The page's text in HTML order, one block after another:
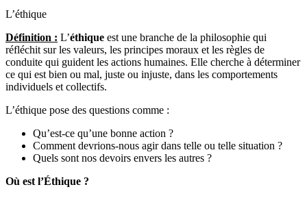
L’éthique
Définition : L’éthique est une branche de la philosophie qui
réfléchit sur les valeurs, les principes moraux et les règles de
conduite qui guident les actions humaines. Elle cherche à déterminer
ce qui est bien ou mal, juste ou injuste, dans les comportements
individuels et collectifs.
L’éthique pose des questions comme :
Qu’est-ce qu’une bonne action ?
Comment devrions-nous agir dans telle ou telle situation ?
Quels sont nos devoirs envers les autres ?
Où est l’Éthique ?